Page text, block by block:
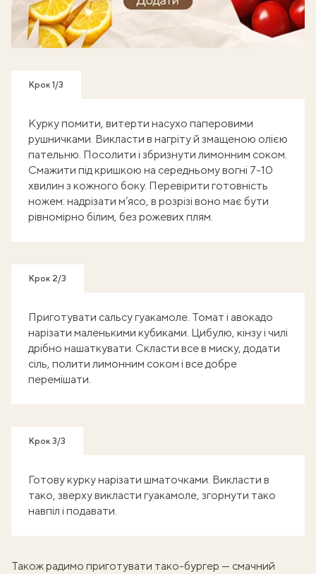
Крок 1/3
Курку помити, витерти насухо паперовими
рушничками. Викласти в нагріту й змащеною олією
пательню. Посолити і збризнути лимонним соком.
Смажити під кришкою на середньому вогні 7-10
хвилин з кожного боку. Перевірити готовність
ножем: надрізати м’ясо, в розрізі воно має бути
рівномірно білим, без рожевих плям.
Крок 2/3
Приготувати сальсу гуакамоле. Томат і авокадо
нарізати маленькими кубиками. Цибулю, кінзу і чилі
дрібно нашаткувати. Скласти все в миску, додати
сіль, полити лимонним соком і все добре
перемішати.
Крок 3/3
Готову курку нарізати шматочками. Викласти в
тако, зверху викласти гуакамоле, згорнути тако
навпіл і подавати.
Також радимо приготувати тако-бургер — смачний